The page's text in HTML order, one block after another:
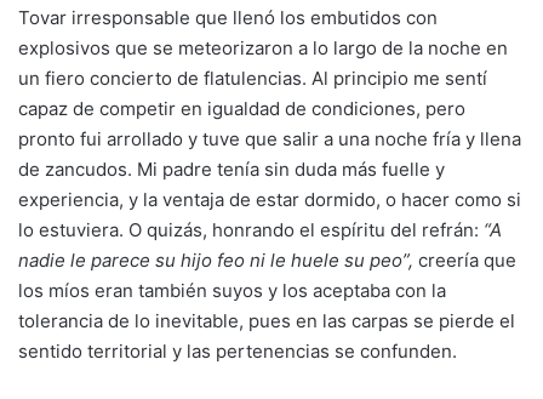
Tovar irresponsable que llenó los embutidos con
explosivos que se meteorizaron a lo largo de la noche en
un fiero concierto de flatulencias. Al principio me sentí
capaz de competir en igualdad de condiciones, pero
pronto fui arrollado y tuve que salir a una noche fría y llena
de zancudos. Mi padre tenía sin duda más fuelle y
experiencia, y la ventaja de estar dormido, o hacer como si
lo estuviera. O quizás, honrando el espíritu del refrán: “A
nadie le parece su hijo feo ni le huele su peo”, creería que
los míos eran también suyos y los aceptaba con la
tolerancia de lo inevitable, pues en las carpas se pierde el
sentido territorial y las pertenencias se confunden.